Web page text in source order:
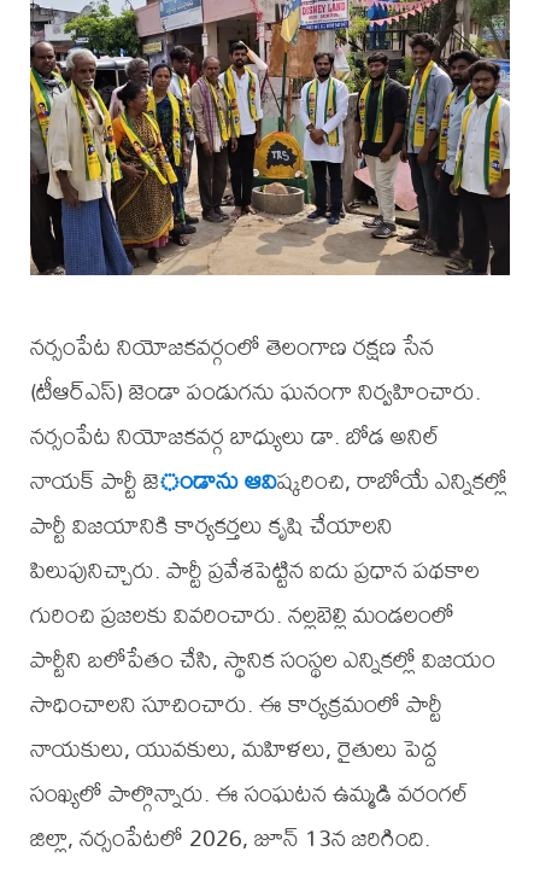
నర్సంపేట నియోజకవర్గంలో తెలంగాణ రక్షణ సేన
(టీఆర్ఎస్) జెండా పండుగను ఘనంగా నిర్వహించారు.
నర్సంపేట నియోజకవర్గ బాధ్యులు డా. బోడ అనిల్
నాయక్ పార్టీ జెండాను ఆవిష్కరించి, రాబోయే ఎన్నికల్లో
పార్టీ విజయానికి కార్యకర్తలు కృషి చేయాలని
పిలుపునిచ్చారు. పార్టీ ప్రవేశపెట్టిన ఐదు ప్రధాన పథకాల
గురించి ప్రజలకు వివరించారు. నల్లబెల్లి మండలంలో
పార్టీని బలోపేతం చేసి, స్థానిక సంస్థల ఎన్నికల్లో విజయం
సాధించాలని సూచించారు. ఈ కార్యక్రమంలో పార్టీ
నాయకులు, యువకులు, మహిళలు, రైతులు పెద్ద
సంఖ్యలో పాల్గొన్నారు. ఈ సంఘటన ఉమ్మడి వరంగల్
జిల్లా, నర్సంపేటలో 2026, జూన్ 13న జరిగింది.